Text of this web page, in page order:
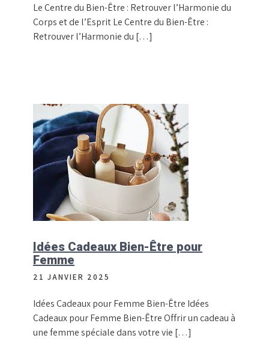
Le Centre du Bien-Être : Retrouver l’Harmonie du
Corps et de l’Esprit Le Centre du Bien-Être :
Retrouver l’Harmonie du […]
Idées Cadeaux Bien-Être pour
Femme
21 JANVIER 2025
Idées Cadeaux pour Femme Bien-Être Idées
Cadeaux pour Femme Bien-Être Offrir un cadeau à
une femme spéciale dans votre vie […]